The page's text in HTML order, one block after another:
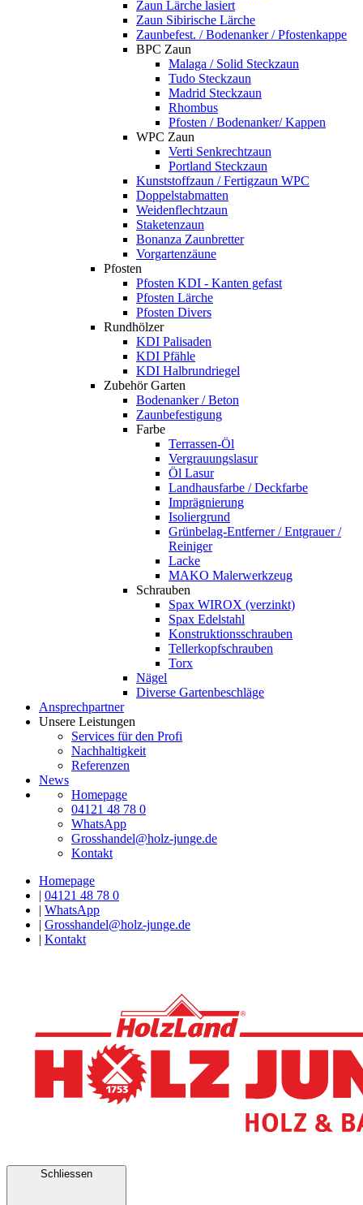
Zaun Lärche lasiert
Zaun Sibirische Lärche
Zaunbefest. / Bodenanker / Pfostenkappe
BPC Zaun
Malaga / Solid Steckzaun
Tudo Steckzaun
Madrid Steckzaun
Rhombus
Pfosten / Bodenanker/ Kappen
WPC Zaun
Verti Senkrechtzaun
Portland Steckzaun
Kunststoffzaun / Fertigzaun WPC
Doppelstabmatten
Weidenflechtzaun
Staketenzaun
Bonanza Zaunbretter
Vorgartenzäune
Pfosten
Pfosten KDI - Kanten gefast
Pfosten Lärche
Pfosten Divers
Rundhölzer
KDI Palisaden
KDI Pfähle
KDI Halbrundriegel
Zubehör Garten
Bodenanker / Beton
Zaunbefestigung
Farbe
Terrassen-Öl
Vergrauungslasur
Öl Lasur
Landhausfarbe / Deckfarbe
Imprägnierung
Isoliergrund
Grünbelag-Entferner / Entgrauer /
Reiniger
Lacke
MAKO Malerwerkzeug
Schrauben
Spax WIROX (verzinkt)
Spax Edelstahl
Konstruktionsschrauben
Tellerkopfschrauben
Torx
Nägel
Diverse Gartenbeschläge
Ansprechpartner
Unsere Leistungen
Services für den Profi
Nachhaltigkeit
Referenzen
News
Homepage
04121 48 78 0
WhatsApp
Grosshandel@holz-junge.de
Kontakt
Homepage
| 04121 48 78 0
| WhatsApp
| Grosshandel@holz-junge.de
| Kontakt
Schliessen